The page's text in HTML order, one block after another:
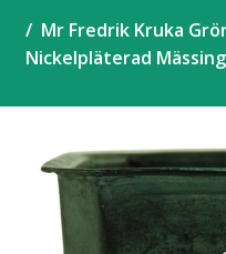
Mr Fredrik Kruka
Nickelpläterad Mässing